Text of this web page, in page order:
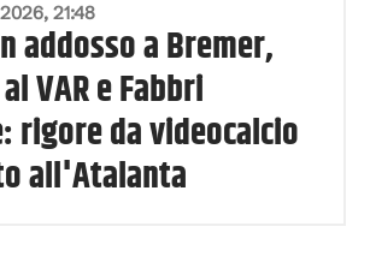
21:48
addosso a Bremer,
VAR e Fabbri
rigore da videocalcio
all'Atalanta